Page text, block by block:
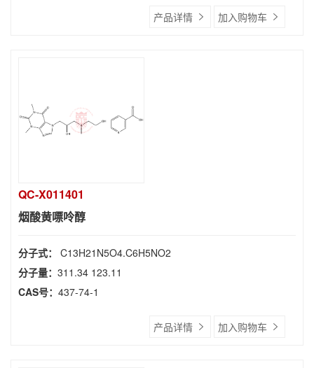
产品详情 加入购物车
QC-X011401
烟酸黄嘌呤醇
分子式： C13H21N5O4.C6H5NO2
分子量： 311.34 123.11
CAS号： 437-74-1
产品详情 加入购物车